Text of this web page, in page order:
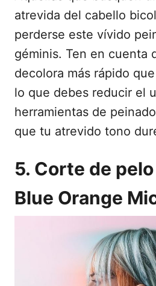
atrevida del cabello
perderse este vívido
géminis. Ten en cuenta
decolora más rápido
lo que debes reducir el
herramientas de
que tu atrevido tono
5. Corte de
Blue Orange